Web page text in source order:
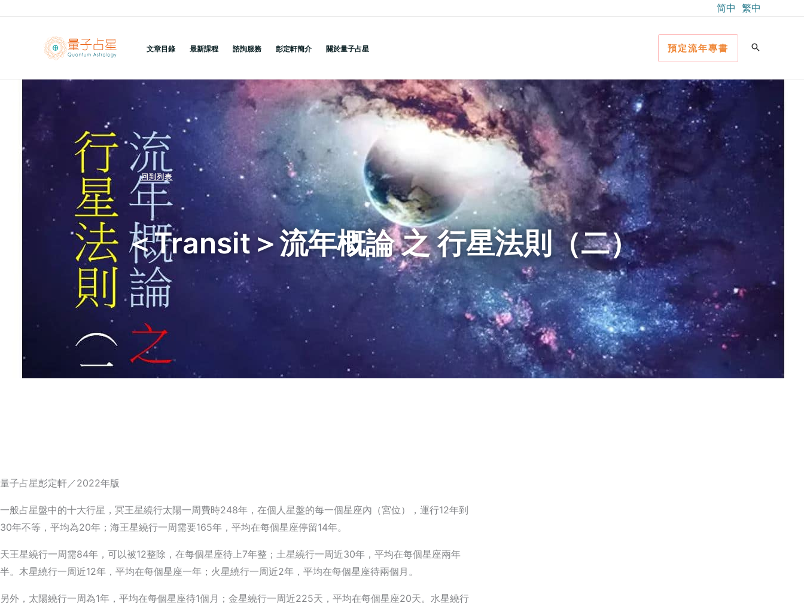
简中 繁中
文章目錄 最新課程 諮詢服務 彭定軒簡介 關於量子占星 預定流年專書
回到列表
＜Transit＞流年概論 之 行星法則（二）
量子占星彭定軒／2022年版
一般占星盤中的十大行星，冥王星繞行太陽一周費時248年，在個人星盤的每一個星座內（宮位），運行12年到
30年不等，平均為20年；海王星繞行一周需要165年，平均在每個星座停留14年。
天王星繞行一周需84年，可以被12整除，在每個星座待上7年整；土星繞行一周近30年，平均在每個星座兩年
半。木星繞行一周近12年，平均在每個星座一年；火星繞行一周近2年，平均在每個星座待兩個月。
另外，太陽繞行一周為1年，平均在每個星座待1個月；金星繞行一周近225天，平均在每個星座20天。水星繞行